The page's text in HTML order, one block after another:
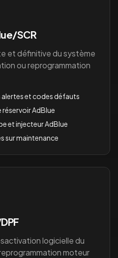
SCR
et définitive du système
ou reprogrammation
et codes défauts
réservoir AdBlue
et injecteur AdBlue
sur maintenance
logicielle du
moteur